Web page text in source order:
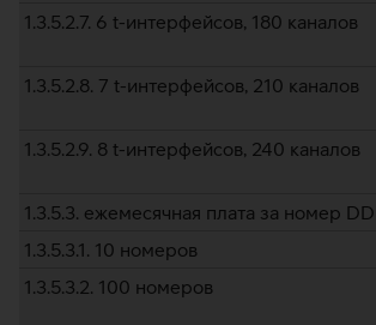
1.3.5.2.7. 6 t-интерфейсов, 180 каналов
1.3.5.2.8. 7 t-интерфейсов, 210 каналов
1.3.5.2.9. 8 t-интерфейсов, 240 каналов
1.3.5.3. ежемесячная плата за номер
1.3.5.3.1. 10 номеров
1.3.5.3.2. 100 номеров